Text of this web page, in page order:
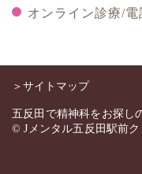
オンライン診療/電
＞サイトマップ
五反田で精神科をお探し
© Jメンタル五反田駅前ク